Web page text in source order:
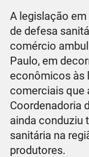
A legislação
de defesa
comércio
Paulo, em
econômicos às
comerciais que
Coordenadoria
ainda conduziu
sanitária na
produtores.